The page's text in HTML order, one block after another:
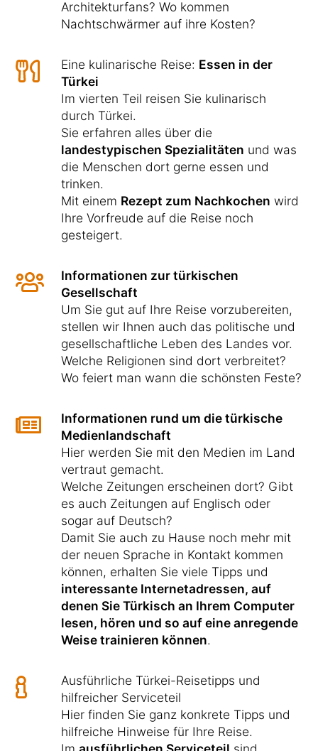
Architekturfans? Wo kommen
Nachtschwärmer auf ihre Kosten?
Eine kulinarische Reise: Essen in der
Türkei
Im vierten Teil reisen Sie kulinarisch
durch Türkei.
Sie erfahren alles über die
landestypischen Spezialitäten und was
die Menschen dort gerne essen und
trinken.
Mit einem Rezept zum Nachkochen wird
Ihre Vorfreude auf die Reise noch
gesteigert.
Informationen zur türkischen
Gesellschaft
Um Sie gut auf Ihre Reise vorzubereiten,
stellen wir Ihnen auch das politische und
gesellschaftliche Leben des Landes vor.
Welche Religionen sind dort verbreitet?
Wo feiert man wann die schönsten Feste?
Informationen rund um die türkische
Medienlandschaft
Hier werden Sie mit den Medien im Land
vertraut gemacht.
Welche Zeitungen erscheinen dort? Gibt
es auch Zeitungen auf Englisch oder
sogar auf Deutsch?
Damit Sie auch zu Hause noch mehr mit
der neuen Sprache in Kontakt kommen
können, erhalten Sie viele Tipps und
interessante Internetadressen, auf
denen Sie Türkisch an Ihrem Computer
lesen, hören und so auf eine anregende
Weise trainieren können.
Ausführliche Türkei-Reisetipps und
hilfreicher Serviceteil
Hier finden Sie ganz konkrete Tipps und
hilfreiche Hinweise für Ihre Reise.